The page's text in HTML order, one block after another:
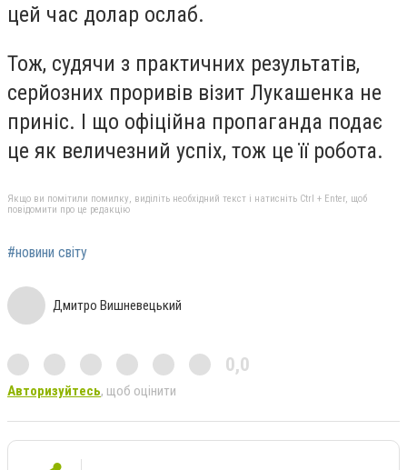
цей час долар ослаб.
Тож, судячи з практичних результатів,
серйозних проривів візит Лукашенка не
приніс. І що офіційна пропаганда подає
це як величезний успіх, тож це її робота.
Якщо ви помітили помилку, виділіть необхідний текст і натисніть Ctrl + Enter, щоб
повідомити про це редакцію
#новини світу
Дмитро Вишневецький
0,0
Авторизуйтесь, щоб оцінити